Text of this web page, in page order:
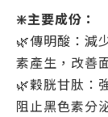
❇️主要成份：
🌿傳明酸：減
素產生，改善
🌿穀胱甘肽：
阻止黑色素分